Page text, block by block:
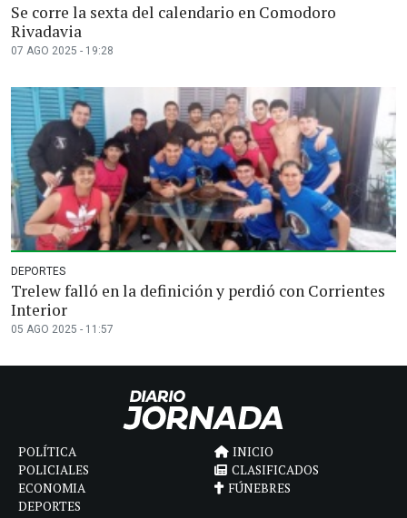
Se corre la sexta del calendario en Comodoro
Rivadavia
07 AGO 2025 - 19:28
DEPORTES
Trelew falló en la definición y perdió con Corrientes
Interior
05 AGO 2025 - 11:57
POLÍTICA
POLICIALES
ECONOMIA
DEPORTES
INICIO
CLASIFICADOS
FÚNEBRES